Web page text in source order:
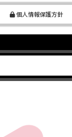
個人情報保護方針